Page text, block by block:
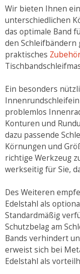
Wir bieten Ihnen
unterschiedlichen
das optimale Band
den Schleifbändern
praktisches
Ein besonders
problemlos
Konturen und
dazu passende
Körnungen und
richtige Werkzeug
werkseitig für Sie,
Des Weiteren
Edelstahl als
Standardmäßig
Schutzbelag am
Bands verhindert
erweist sich bei
Edelstahl als